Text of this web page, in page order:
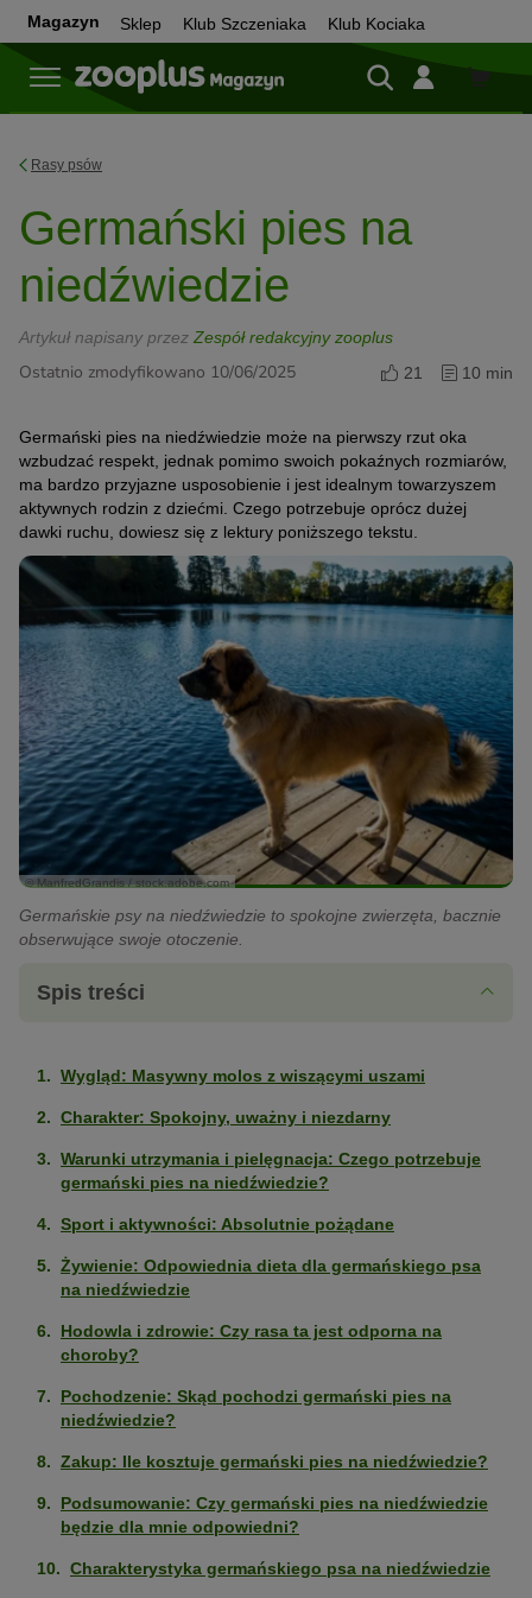
Magazyn Sklep Klub Szczeniaka Klub Kociaka
Sklep
Rasy psów
Germański pies na
niedźwiedzie
Artykuł napisany przez Zespół redakcyjny zooplus
Ostatnio zmodyfikowano 10/06/2025 21 10 min
Germański pies na niedźwiedzie może na pierwszy rzut oka
wzbudzać respekt, jednak pomimo swoich pokaźnych rozmiarów,
ma bardzo przyjazne usposobienie i jest idealnym towarzyszem
aktywnych rodzin z dziećmi. Czego potrzebuje oprócz dużej
dawki ruchu, dowiesz się z lektury poniższego tekstu.
© ManfredGrandis / stock.adobe.com
Germańskie psy na niedźwiedzie to spokojne zwierzęta, bacznie
obserwujące swoje otoczenie.
Spis treści
Wygląd: Masywny molos z wiszącymi uszami
Charakter: Spokojny, uważny i niezdarny
Warunki utrzymania i pielęgnacja: Czego potrzebuje
germański pies na niedźwiedzie?
Sport i aktywności: Absolutnie pożądane
Żywienie: Odpowiednia dieta dla germańskiego psa
na niedźwiedzie
Hodowla i zdrowie: Czy rasa ta jest odporna na
choroby?
Pochodzenie: Skąd pochodzi germański pies na
niedźwiedzie?
Zakup: Ile kosztuje germański pies na niedźwiedzie?
Podsumowanie: Czy germański pies na niedźwiedzie
będzie dla mnie odpowiedni?
Charakterystyka germańskiego psa na niedźwiedzie